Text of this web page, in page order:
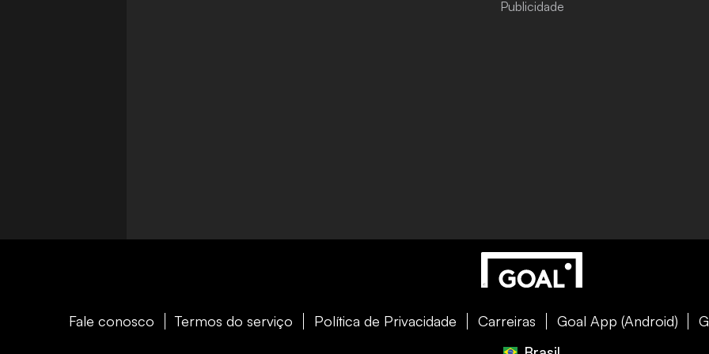
Fale conosco Termos do serviço Política de Privacidade Carreiras Goal App (Android)